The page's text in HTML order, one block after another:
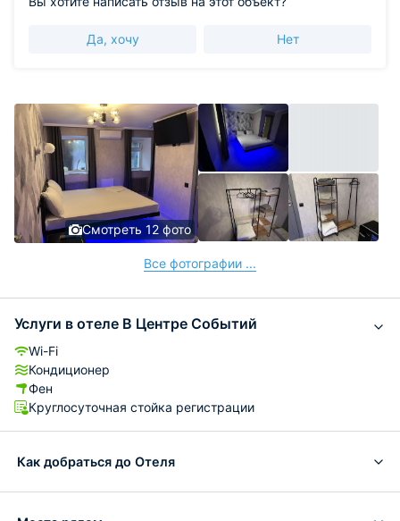
Да, хочу Нет
Смотреть 12 фото
Все фотографии ...
Услуги в отеле В Центре Событий
Wi-Fi
Кондиционер
Фен
Круглосуточная стойка регистрации
Как добраться до Отеля